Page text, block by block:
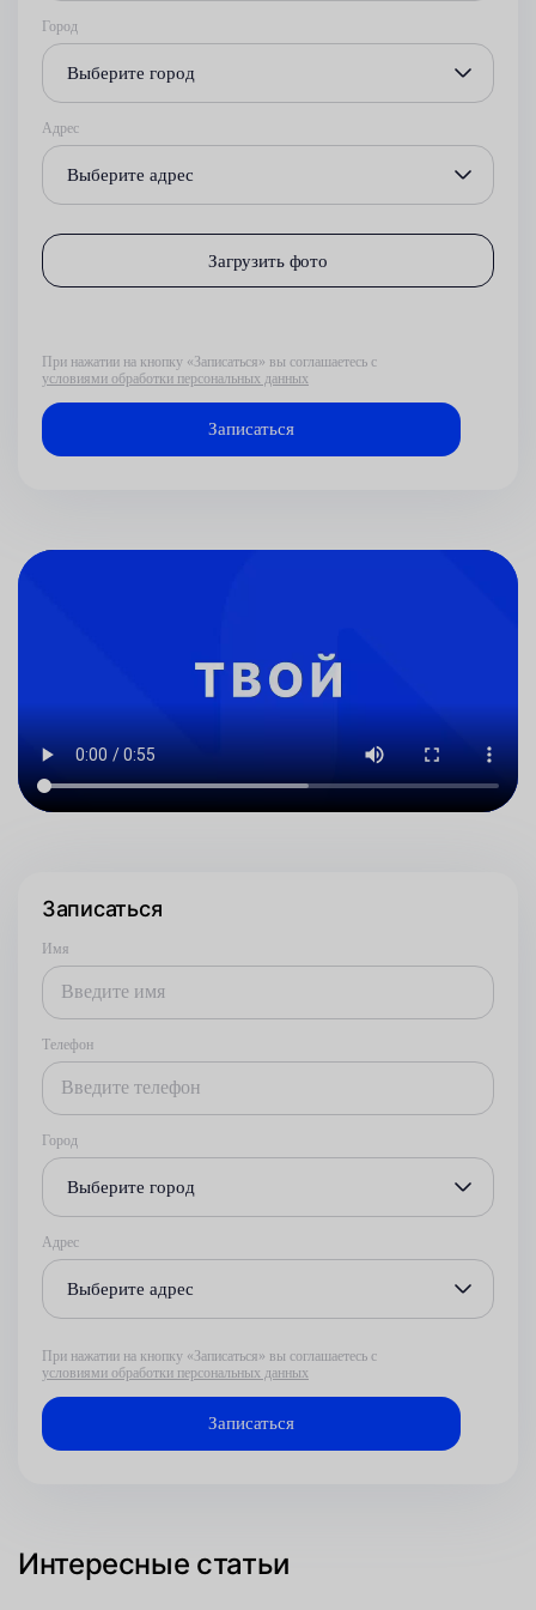
Город
Выберите город
Адрес
Выберите адрес
Загрузить фото
При нажатии на кнопку «Записаться» вы соглашаетесь с
условиями обработки персональных данных
Записаться
Имя
Телефон
Город
Выберите город
Адрес
Выберите адрес
При нажатии на кнопку «Записаться» вы соглашаетесь с
условиями обработки персональных данных
Интересные статьи